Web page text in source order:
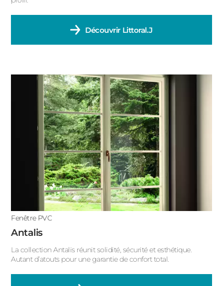
Découvrir Littoral.J
Fenêtre PVC
Antalis
La collection Antalis réunit solidité, sécurité et esthétique.
Autant d’atouts pour une garantie de confort total.